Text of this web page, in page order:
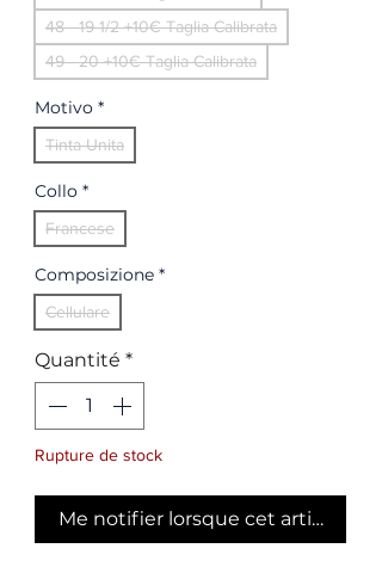
48 - 19 1/2 +10€ Taglia Calibrata
49 - 20 +10€ Taglia Calibrata
Motivo *
Tinta Unita
Collo *
Francese
Composizione *
Cellulare
Quantité *
Rupture de stock
Me notifier lorsque cet article est